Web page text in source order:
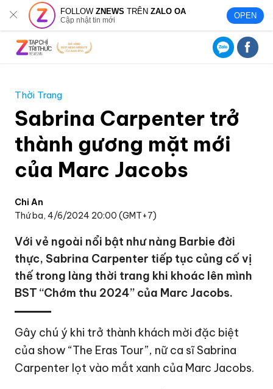
FOLLOWZNEWS TRÊNZALO OA
Cập nhật tin mới OPEN
Thời Trang
Sabrina Carpenter trở
thành gương mặt mới
của Marc Jacobs
Chi An
Thứ ba, 4/6/2024 20:00 (GMT+7)
Với vẻ ngoài nổi bật như nàng Barbie đời
thực, Sabrina Carpenter tiếp tục củng cố vị
thế trong làng thời trang khi khoác lên mình
BST “Chớm thu 2024” của Marc Jacobs.
Gây chú ý khi trở thành khách mời đặc biệt
của show “The Eras Tour”, nữ ca sĩ Sabrina
Carpenter lọt vào mắt xanh của Marc Jacobs.